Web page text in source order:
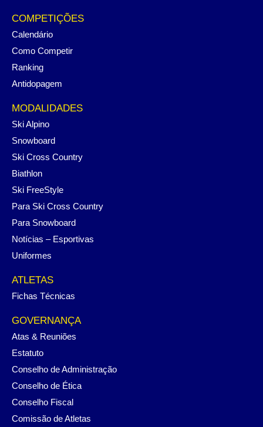
COMPETIÇÕES
Calendário
Como Competir
Ranking
Antidopagem
MODALIDADES
Ski Alpino
Snowboard
Ski Cross Country
Biathlon
Ski FreeStyle
Para Ski Cross Country
Para Snowboard
Notícias – Esportivas
Uniformes
ATLETAS
Fichas Técnicas
GOVERNANÇA
Atas & Reuniões
Estatuto
Conselho de Administração
Conselho de Ética
Conselho Fiscal
Comissão de Atletas